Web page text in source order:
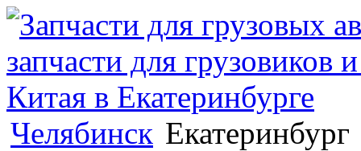
Челябинск Екатеринбург